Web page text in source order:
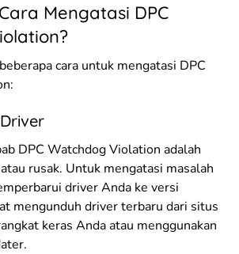
Mengatasi DPC
cara untuk mengatasi DPC
DPC Watchdog Violation adalah
rusak. Untuk mengatasi masalah
driver Anda ke versi
mengunduh driver terbaru dari situs
keras Anda atau menggunakan